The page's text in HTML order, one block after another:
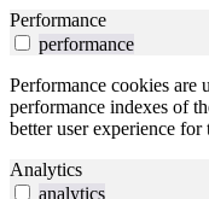
Performance
performance
Performance cookies are
performance indexes of
better user experience for
Analytics
analytics